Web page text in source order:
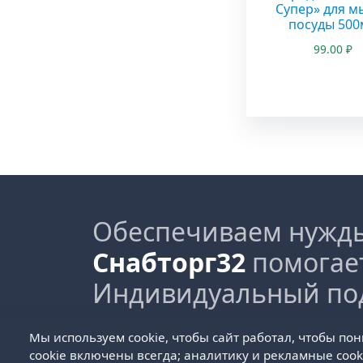
Супер» для
посуды
99.00 ₽
Обеспечиваем
Снабторг32
Индивидуальный
Пользовательское соглашение
Мы используем cookie, чтобы сайт работал, чтобы
cookie включены всегда; аналитику и рекламные